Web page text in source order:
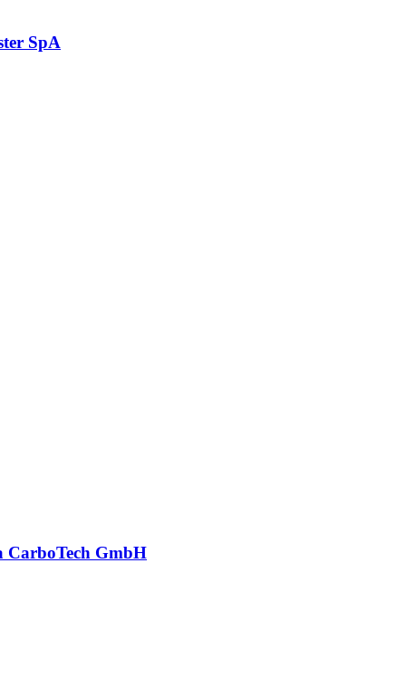
SpA
CarboTech GmbH